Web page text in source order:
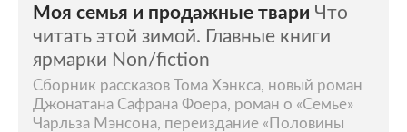
Моя семья и продажные твари Что
читать этой зимой. Главные книги
ярмарки Non/fiсtion
Сборник рассказов Тома Хэнкса, новый роман
Джонатана Сафрана Фоера, роман о «Семье»
Чарльза Мэнсона, переиздание «Половины